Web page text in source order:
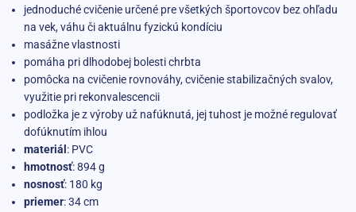
jednoduché cvičenie určené pre všetkých športovcov bez ohľadu
na vek, váhu či aktuálnu fyzickú kondíciu
masážne vlastnosti
pomáha pri dlhodobej bolesti chrbta
pomôcka na cvičenie rovnováhy, cvičenie stabilizačných svalov,
využitie pri rekonvalescencii
podložka je z výroby už nafúknutá, jej tuhost je možné regulovať
dofúknutím ihlou
materiál : PVC
hmotnosť: 894 g
nosnosť: 180 kg
priemer: 34 cm